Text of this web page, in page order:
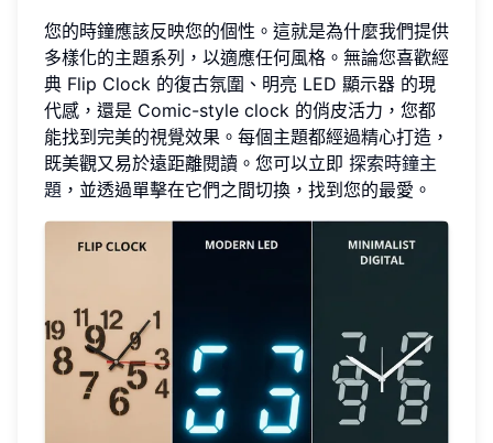
您的時鐘應該反映您的個性。這就是為什麼我們提供
多樣化的主題系列，以適應任何風格。無論您喜歡經
典 Flip Clock 的復古氛圍、明亮 LED 顯示器 的現
代感，還是 Comic-style clock 的俏皮活力，您都
能找到完美的視覺效果。每個主題都經過精心打造，
既美觀又易於遠距離閱讀。您可以立即 探索時鐘主
題 ，並透過單擊在它們之間切換，找到您的最愛。